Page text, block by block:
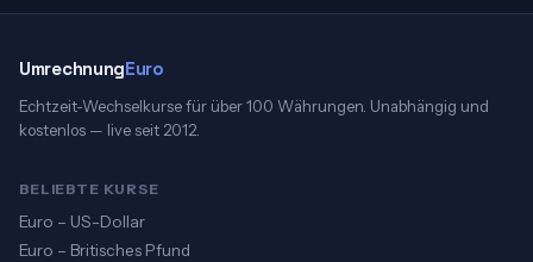
UmrechnungEuro
Echtzeit-Wechselkurse für über 100 Währungen. Unabhängig und
kostenlos — live seit 2012.
BELIEBTE KURSE
Euro – US-Dollar
Euro – Britisches Pfund